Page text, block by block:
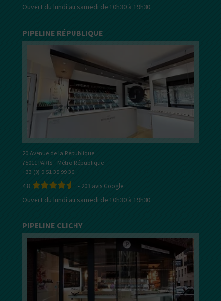
Ouvert du lundi au samedi de 10h30 à 19h30
PIPELINE RÉPUBLIQUE
20 Avenue de la République
75011 PARIS - Métro République
+33 (0) 9 51 35 99 36
4.8 - 203 avis Google
Ouvert du lundi au samedi de 10h30 à 19h30
PIPELINE CLICHY